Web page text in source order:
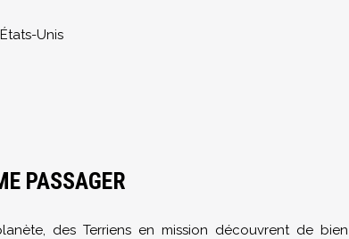
États-Unis
PASSAGER
des Terriens en mission découvrent de bien